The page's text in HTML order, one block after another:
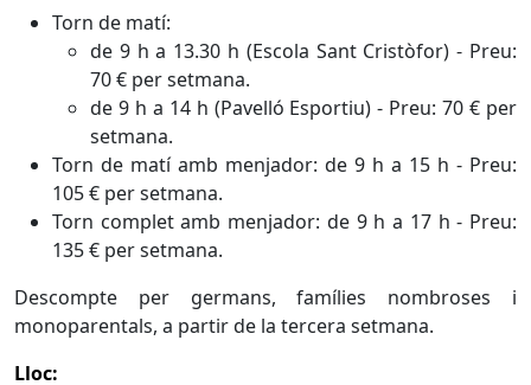
Torn de matí:
de 9 h a 13.30 h (Escola Sant Cristòfor) - Preu:
70 € per setmana.
de 9 h a 14 h (Pavelló Esportiu) - Preu: 70 € per
setmana.
Torn de matí amb menjador: de 9 h a 15 h - Preu:
105 € per setmana.
Torn complet amb menjador: de 9 h a 17 h - Preu:
135 € per setmana.
Descompte per germans, famílies nombroses i
monoparentals, a partir de la tercera setmana.
Lloc: